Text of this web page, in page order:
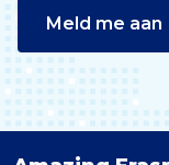
Meld me aan